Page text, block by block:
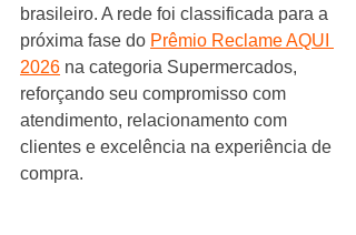
brasileiro. A rede foi classificada para a
próxima fase do Prêmio Reclame AQUI
2026 na categoria Supermercados,
reforçando seu compromisso com
atendimento, relacionamento com
clientes e excelência na experiência de
compra.